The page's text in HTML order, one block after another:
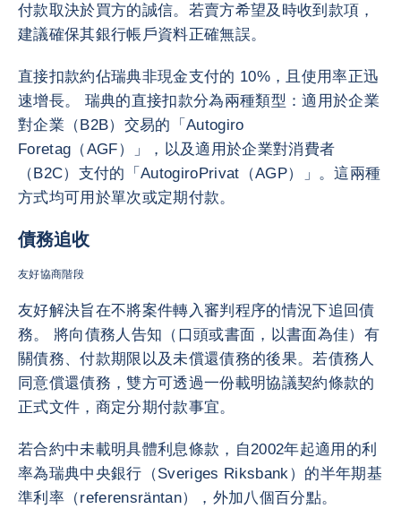
付款取決於買方的誠信。若賣方希望及時收到款項，
建議確保其銀行帳戶資料正確無誤。
直接扣款約佔瑞典非現金支付的 10%，且使用率正迅
速增長。 瑞典的直接扣款分為兩種類型：適用於企業
對企業（B2B）交易的「Autogiro
Foretag（AGF）」，以及適用於企業對消費者
（B2C）支付的「AutogiroPrivat（AGP）」。這兩種
方式均可用於單次或定期付款。
債務追收
友好協商階段
友好解決旨在不將案件轉入審判程序的情況下追回債
務。 將向債務人告知（口頭或書面，以書面為佳）有
關債務、付款期限以及未償還債務的後果。若債務人
同意償還債務，雙方可透過一份載明協議契約條款的
正式文件，商定分期付款事宜。
若合約中未載明具體利息條款，自2002年起適用的利
率為瑞典中央銀行（Sveriges Riksbank）的半年期基
準利率（referensräntan），外加八個百分點。